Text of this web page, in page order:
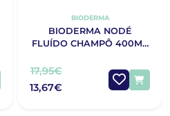
BIODERMA
BIODERMA NODÉ
FLUÍDO CHAMPÔ 400ML
17,95€
13,67€